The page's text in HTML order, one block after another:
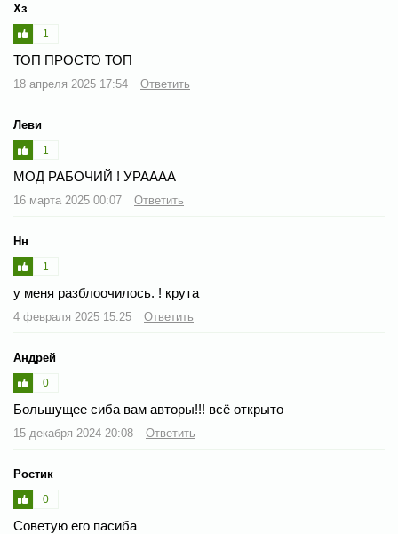
Хз
1
ТОП ПРОСТО ТОП
18 апреля 2025 17:54 Ответить
Леви
1
МОД РАБОЧИЙ ! УРАААА
16 марта 2025 00:07 Ответить
Нн
1
у меня разблоочилось. ! крута
4 февраля 2025 15:25 Ответить
Андрей
0
Большущее сиба вам авторы!!! всё открыто
15 декабря 2024 20:08 Ответить
Ростик
0
Советую его пасиба